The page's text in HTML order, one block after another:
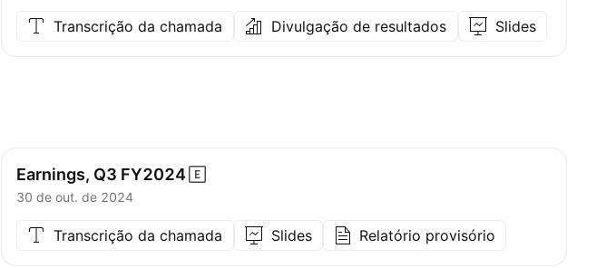
Transcrição da chamada Divulgação de resultados Slides
Earnings, Q3 FY2024
30 de out. de 2024
Transcrição da chamada Slides Relatório provisório